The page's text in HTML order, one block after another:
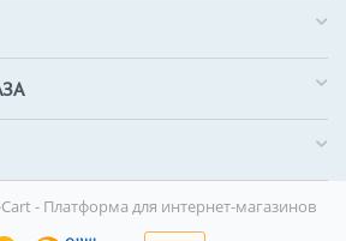
Cart - Платформа для интернет-магазинов